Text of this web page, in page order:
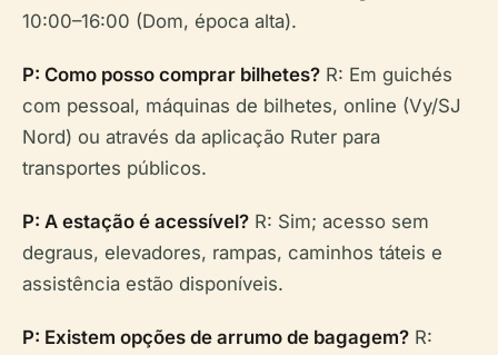
10:00–16:00 (Dom, época alta).
P: Como posso comprar bilhetes? R: Em guichés
com pessoal, máquinas de bilhetes, online (Vy/SJ
Nord) ou através da aplicação Ruter para
transportes públicos.
P: A estação é acessível? R: Sim; acesso sem
degraus, elevadores, rampas, caminhos táteis e
assistência estão disponíveis.
P: Existem opções de arrumo de bagagem? R: